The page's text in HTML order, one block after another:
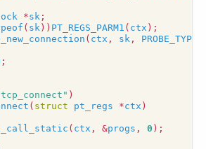
*sk ;
( sk )) PT_REGS_PARM1 ( ctx );
( ctx , sk ,
;
)
( struct pt_regs *ctx )
( ctx , &progs , 0 );